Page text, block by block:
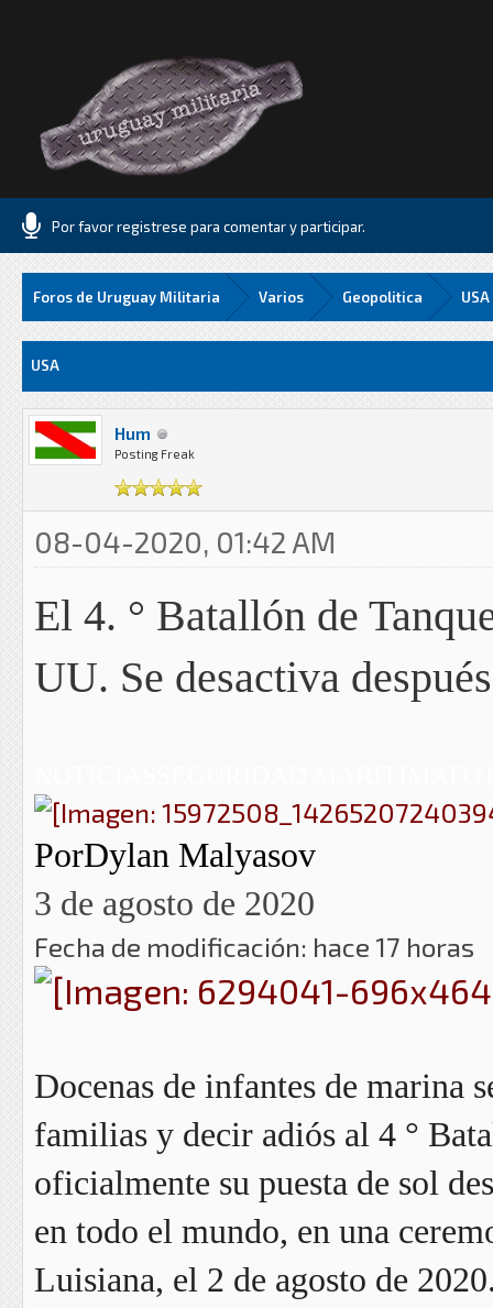
Por favor registrese para comentar y participar.
Foros de Uruguay Militaria Varios Geopolitica USA
USA
Hum
Posting Freak
08-04-2020, 01:42 AM
El 4. ° Batallón de
UU. Se desactiva
PorDylan Malyasov
3 de agosto de 2020
Fecha de modificación: hace 17 horas
Docenas de infantes de marina
familias y decir adiós al 4 °
oficialmente su puesta de sol
en todo el mundo, en una
Luisiana, el 2 de agosto de